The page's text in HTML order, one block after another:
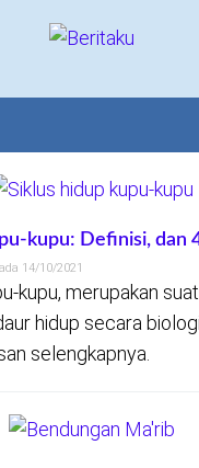
kupu: Definisi, dan
14/10/2021
kupu, merupakan
hidup secara
selengkapnya.